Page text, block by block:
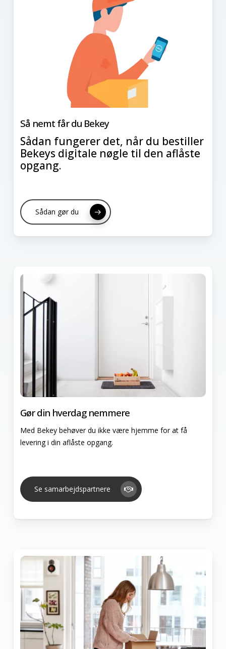
Så nemt får du Bekey
Sådan fungerer det, når du bestiller
Bekeys digitale nøgle til den aflåste
opgang.
Sådan gør du
Gør din hverdag nemmere
Med Bekey behøver du ikke være hjemme for at få
levering i din aflåste opgang.
Se samarbejdspartnere